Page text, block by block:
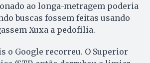
ao longa-metragem poderia
buscas fossem feitas usando
Xuxa a pedofilia.
o Google recorreu. O Superior